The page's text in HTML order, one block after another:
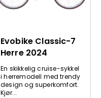
Evobike Classic-7
Herre 2024
En skikkelig cruise-sykkel
i herremodell med trendy
design og superkomfort.
Kjør...